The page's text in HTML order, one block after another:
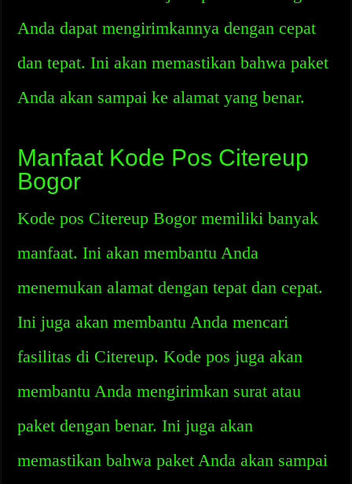
Anda dapat mengirimkannya dengan cepat
dan tepat. Ini akan memastikan bahwa paket
Anda akan sampai ke alamat yang benar.
Manfaat Kode Pos Citereup
Bogor
Kode pos Citereup Bogor memiliki banyak
manfaat. Ini akan membantu Anda
menemukan alamat dengan tepat dan cepat.
Ini juga akan membantu Anda mencari
fasilitas di Citereup. Kode pos juga akan
membantu Anda mengirimkan surat atau
paket dengan benar. Ini juga akan
memastikan bahwa paket Anda akan sampai